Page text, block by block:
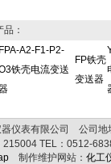
：
FPA-A2-F1-P2-
铁壳电流变送
FP铁壳
变送器
器仪表有限公司 公司
215004 TEL： 0512-
制作维护网站： 化工